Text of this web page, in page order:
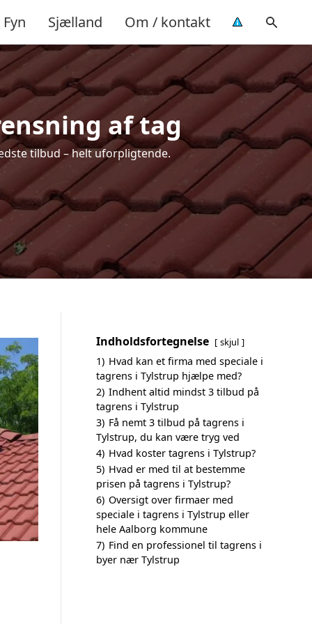
Fyn Sjælland Om / kontakt
af tag
tilbud – helt uforpligtende.
Indholdsfortegnelse skjul
1) Hvad kan et firma med speciale i
tagrens i Tylstrup hjælpe med?
2) Indhent altid mindst 3 tilbud på
tagrens i Tylstrup
3) Få nemt 3 tilbud på tagrens i
Tylstrup, du kan være tryg ved
4) Hvad koster tagrens i Tylstrup?
5) Hvad er med til at bestemme
prisen på tagrens i Tylstrup?
6) Oversigt over firmaer med
speciale i tagrens i Tylstrup eller
hele Aalborg kommune
7) Find en professionel til tagrens i
byer nær Tylstrup